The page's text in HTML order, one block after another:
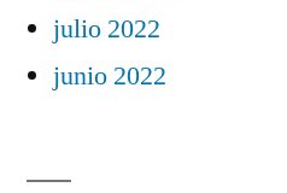
julio 2022
junio 2022